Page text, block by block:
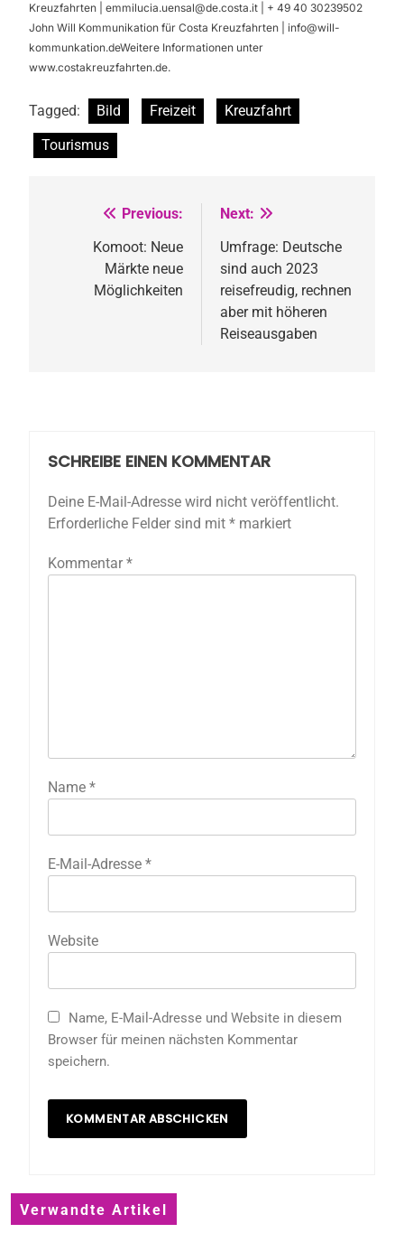
Kreuzfahrten | emmilucia.uensal@de.costa.it | + 49 40 30239502
John Will Kommunikation für Costa Kreuzfahrten | info@will-
kommunkation.deWeitere Informationen unter
www.costakreuzfahrten.de.
Tagged: Bild Freizeit
Kreuzfahrt
Tourismus
Beitragsnavigation
Previous:
Komoot: Neue
Märkte neue
Möglichkeiten
Next:
Umfrage: Deutsche
sind auch 2023
reisefreudig, rechnen
aber mit höheren
Reiseausgaben
SCHREIBE EINEN KOMMENTAR
Deine E-Mail-Adresse wird nicht veröffentlicht.
Erforderliche Felder sind mit * markiert
Kommentar *
Name *
E-Mail-Adresse *
Website
Name, E-Mail-Adresse und Website in diesem
Browser für meinen nächsten Kommentar
speichern.
Verwandte Artikel